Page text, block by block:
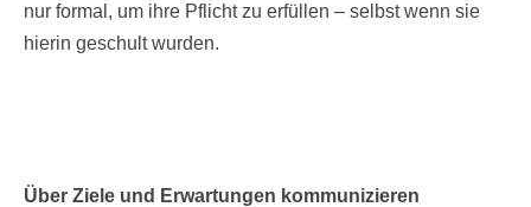
nur formal, um ihre Pflicht zu erfüllen – selbst wenn sie
hierin geschult wurden.
Über Ziele und Erwartungen kommunizieren